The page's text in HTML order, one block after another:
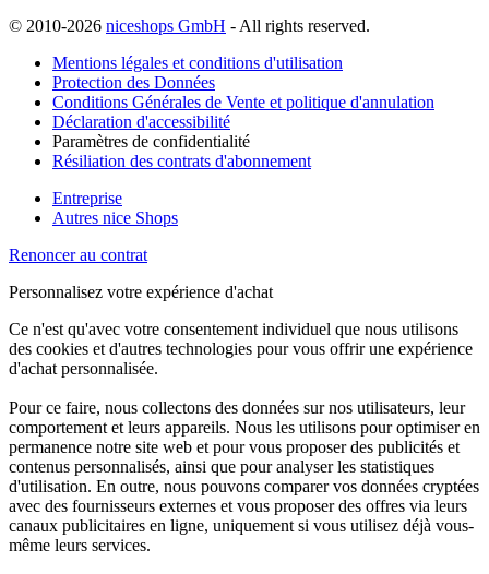
© 2010-2026 niceshops GmbH - All rights reserved.
Mentions légales et conditions d'utilisation
Protection des Données
Conditions Générales de Vente et politique d'annulation
Déclaration d'accessibilité
Paramètres de confidentialité
Résiliation des contrats d'abonnement
Entreprise
Autres nice Shops
Renoncer au contrat
Personnalisez votre expérience d'achat
Ce n'est qu'avec votre consentement individuel que nous utilisons
des cookies et d'autres technologies pour vous offrir une expérience
d'achat personnalisée.
Pour ce faire, nous collectons des données sur nos utilisateurs, leur
comportement et leurs appareils. Nous les utilisons pour optimiser en
permanence notre site web et pour vous proposer des publicités et
contenus personnalisés, ainsi que pour analyser les statistiques
d'utilisation. En outre, nous pouvons comparer vos données cryptées
avec des fournisseurs externes et vous proposer des offres via leurs
canaux publicitaires en ligne, uniquement si vous utilisez déjà vous-
même leurs services.